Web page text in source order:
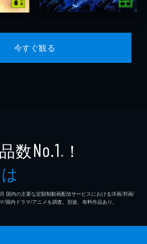
今すぐ観る
数No.1 ※ ！
国内の主要な定額制動画配信サービスにおける洋画/邦画/
/国内ドラマ/アニメを調査。別途、有料作品あり。